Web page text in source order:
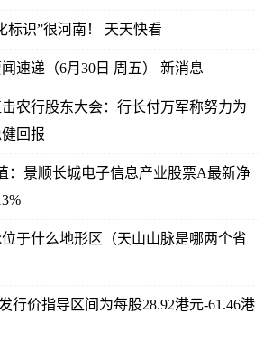
标识”很河南！ 天天快看
速递（6月30日 周五） 新消息
农行股东大会：行长付万军称努力为
回报
：景顺长城电子信息产业股票A最新净
于什么地形区（天山山脉是哪两个省
行价指导区间为每股28.92港元-61.46港